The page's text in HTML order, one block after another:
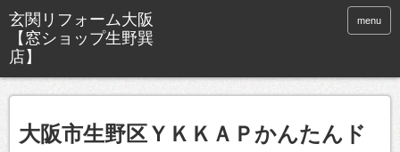
玄関リフォーム大阪
【窓ショップ生野巽
店】
menu
大阪市生野区ＹＫＫＡＰかんたんド